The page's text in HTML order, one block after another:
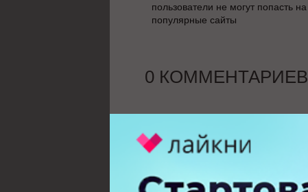
пользователи не могут попасть на
популярные сайты
0 КОММЕНТАРИЕВ